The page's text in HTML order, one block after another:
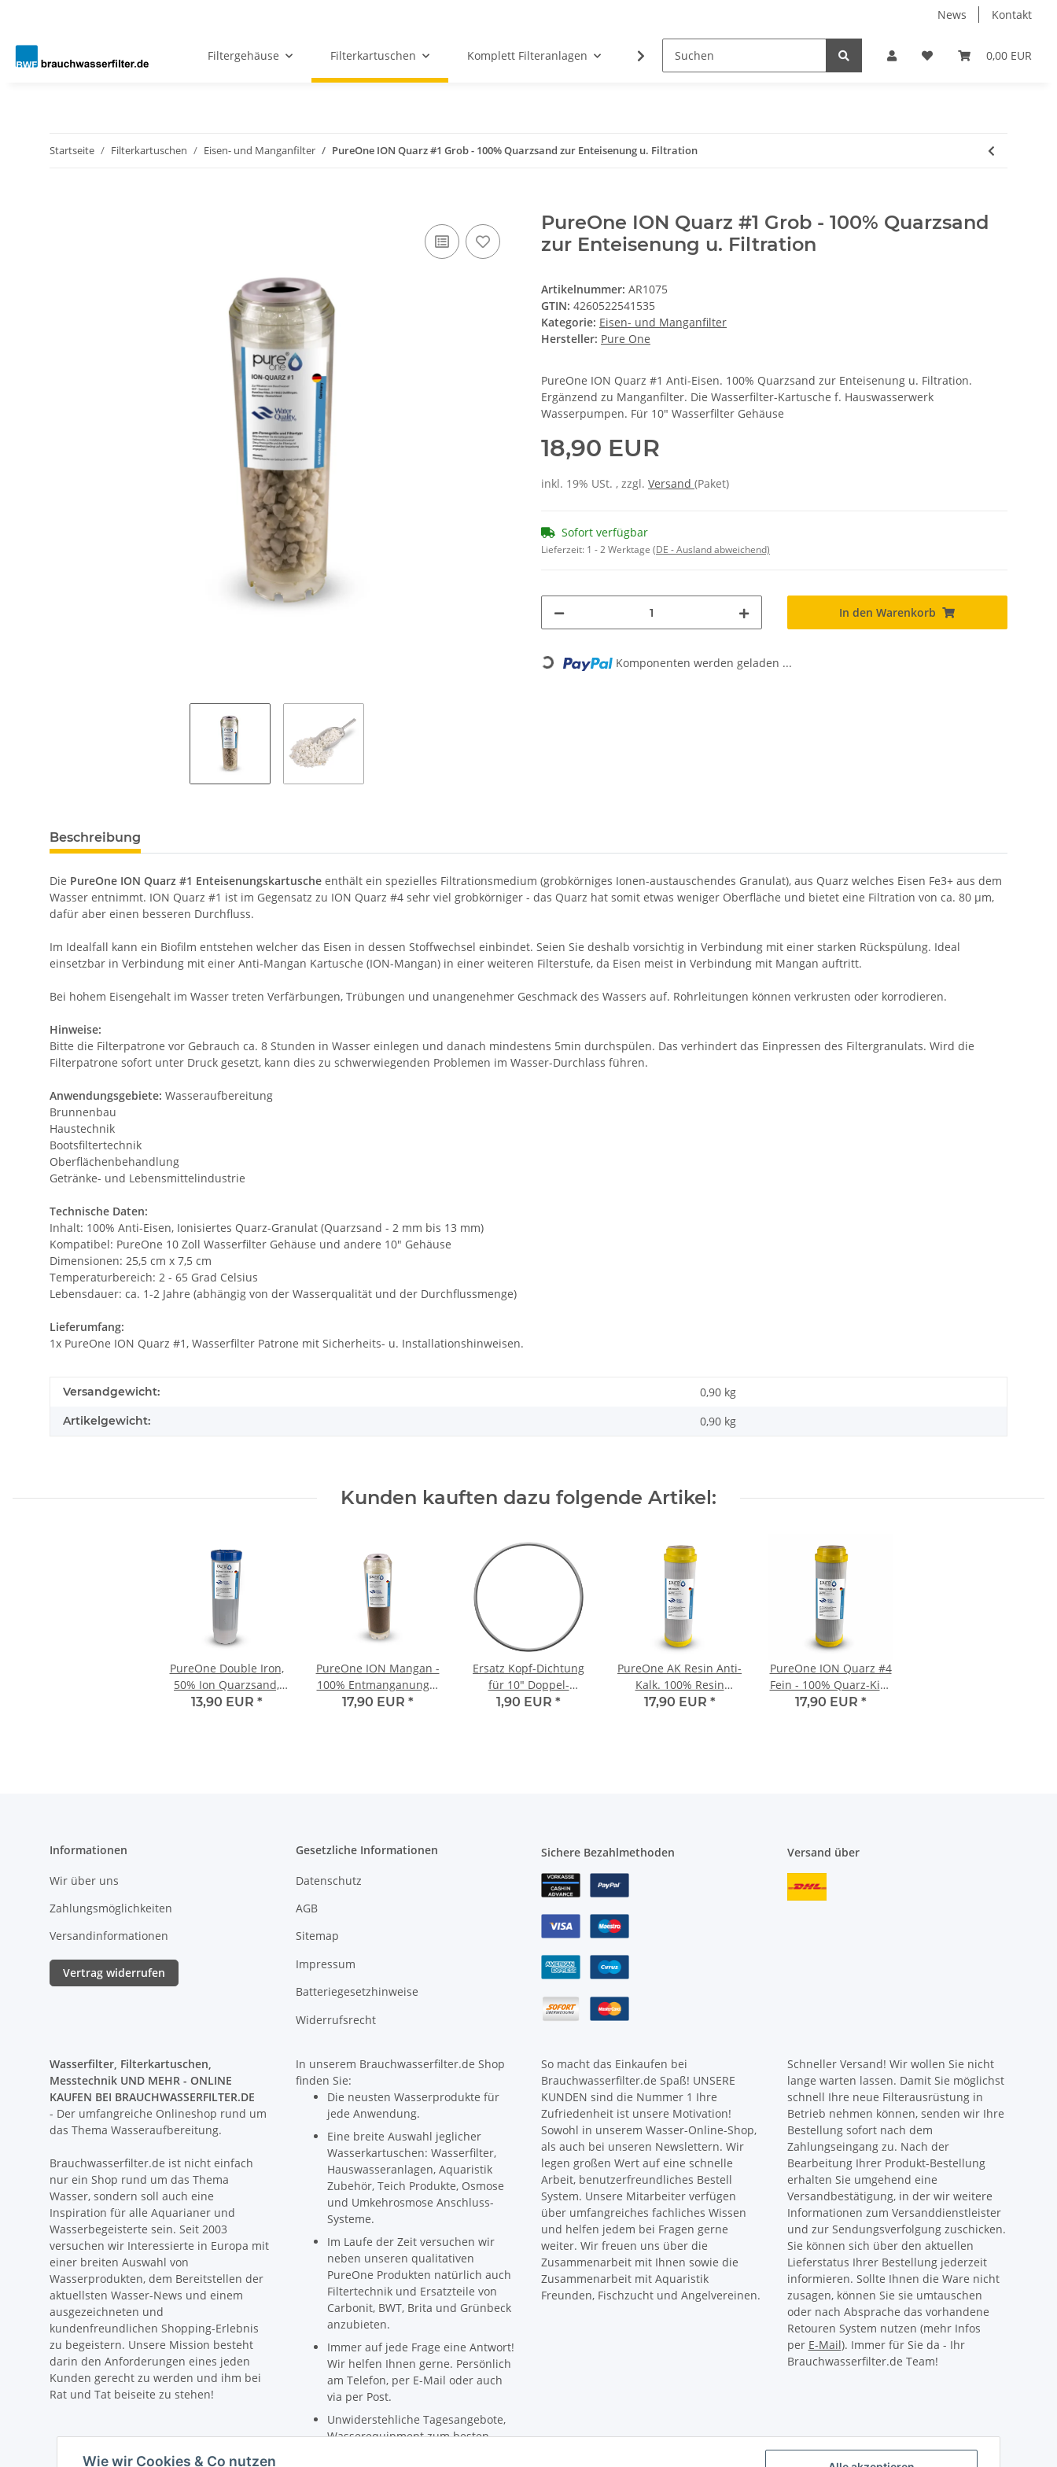
News Kontakt
0,00 EUR
Filtergehäuse Filterkartuschen Komplett Filteranlagen Messtechnik Verbindungsteile & Fittinge
Startseite Filterkartuschen Eisen- und Manganfilter PureOne ION Quarz #1 Grob - 100% Quarzsand zur Enteisenung u. Filtration
PureOne ION Quarz #1 Grob - 100% Quarzsand
zur Enteisenung u. Filtration
Artikelnummer: AR1075
GTIN: 4260522541535
Kategorie: Eisen- und Manganfilter
Hersteller: Pure One
PureOne ION Quarz #1 Anti-Eisen. 100% Quarzsand zur Enteisenung u. Filtration.
Ergänzend zu Manganfilter. Die Wasserfilter-Kartusche f. Hauswasserwerk
Wasserpumpen. Für 10" Wasserfilter Gehäuse
18,90 EUR
inkl. 19% USt. , zzgl. Versand (Paket)
Sofort verfügbar
Lieferzeit: 1 - 2 Werktage (DE - Ausland abweichend)
In den Warenkorb
Loading... Komponenten werden geladen ...
Beschreibung
Die PureOne ION Quarz #1 Enteisenungskartusche enthält ein spezielles Filtrationsmedium (grobkörniges Ionen-austauschendes Granulat), aus Quarz welches Eisen Fe3+ aus dem
Wasser entnimmt. ION Quarz #1 ist im Gegensatz zu ION Quarz #4 sehr viel grobkörniger - das Quarz hat somit etwas weniger Oberfläche und bietet eine Filtration von ca. 80 µm,
dafür aber einen besseren Durchfluss.
Im Idealfall kann ein Biofilm entstehen welcher das Eisen in dessen Stoffwechsel einbindet. Seien Sie deshalb vorsichtig in Verbindung mit einer starken Rückspülung. Ideal
einsetzbar in Verbindung mit einer Anti-Mangan Kartusche (ION-Mangan) in einer weiteren Filterstufe, da Eisen meist in Verbindung mit Mangan auftritt.
Bei hohem Eisengehalt im Wasser treten Verfärbungen, Trübungen und unangenehmer Geschmack des Wassers auf. Rohrleitungen können verkrusten oder korrodieren.
Hinweise:
Bitte die Filterpatrone vor Gebrauch ca. 8 Stunden in Wasser einlegen und danach mindestens 5min durchspülen. Das verhindert das Einpressen des Filtergranulats. Wird die
Filterpatrone sofort unter Druck gesetzt, kann dies zu schwerwiegenden Problemen im Wasser-Durchlass führen.
Anwendungsgebiete: Wasseraufbereitung
Brunnenbau
Haustechnik
Bootsfiltertechnik
Oberflächenbehandlung
Getränke- und Lebensmittelindustrie
Technische Daten:
Inhalt: 100% Anti-Eisen, Ionisiertes Quarz-Granulat (Quarzsand - 2 mm bis 13 mm)
Kompatibel: PureOne 10 Zoll Wasserfilter Gehäuse und andere 10" Gehäuse
Dimensionen: 25,5 cm x 7,5 cm
Temperaturbereich: 2 - 65 Grad Celsius
Lebensdauer: ca. 1-2 Jahre (abhängig von der Wasserqualität und der Durchflussmenge)
Lieferumfang:
1x PureOne ION Quarz #1, Wasserfilter Patrone mit Sicherheits- u. Installationshinweisen.
Versandgewicht: 0,90 kg
Artikelgewicht: 0,90 kg
Kunden kauften dazu folgende Artikel:
PureOne Double Iron,
50% Ion Quarzsand,
50% Ion Mangansand
13,90 EUR *
PureOne ION Mangan -
100% Entmanganungs-
Granulat gg. Mangan
17,90 EUR *
Ersatz Kopf-Dichtung
für 10" Doppel-
Wasserfiltergehäuse
1,90 EUR *
PureOne AK Resin Anti-
Kalk. 100% Resin
Granulat
17,90 EUR *
PureOne ION Quarz #4
Fein - 100% Quarz-Kies
zur Enteisenung und
17,90 EUR *
Informationen
Wir über uns
Zahlungsmöglichkeiten
Versandinformationen
Vertrag widerrufen
Gesetzliche Informationen
Datenschutz
AGB
Sitemap
Impressum
Batteriegesetzhinweise
Widerrufsrecht
Sichere Bezahlmethoden Versand über
Wasserfilter, Filterkartuschen,
Messtechnik UND MEHR - ONLINE
KAUFEN BEI BRAUCHWASSERFILTER.DE
- Der umfangreiche Onlineshop rund um
das Thema Wasseraufbereitung.
Brauchwasserfilter.de ist nicht einfach
nur ein Shop rund um das Thema
Wasser, sondern soll auch eine
Inspiration für alle Aquarianer und
Wasserbegeisterte sein. Seit 2003
versuchen wir Interessierte in Europa mit
einer breiten Auswahl von
Wasserprodukten, dem Bereitstellen der
aktuellsten Wasser-News und einem
ausgezeichneten und
kundenfreundlichen Shopping-Erlebnis
zu begeistern. Unsere Mission besteht
darin den Anforderungen eines jeden
Kunden gerecht zu werden und ihm bei
Rat und Tat beiseite zu stehen!
In unserem Brauchwasserfilter.de Shop
finden Sie:
Die neusten Wasserprodukte für
jede Anwendung.
Eine breite Auswahl jeglicher
Wasserkartuschen: Wasserfilter,
Hauswasseranlagen, Aquaristik
Zubehör, Teich Produkte, Osmose
und Umkehrosmose Anschluss-
Systeme.
Im Laufe der Zeit versuchen wir
neben unseren qualitativen
PureOne Produkten natürlich auch
Filtertechnik und Ersatzteile von
Carbonit, BWT, Brita und Grünbeck
anzubieten.
Immer auf jede Frage eine Antwort!
Wir helfen Ihnen gerne. Persönlich
am Telefon, per E-Mail oder auch
via per Post.
Unwiderstehliche Tagesangebote,
Wasserequipment zum besten
So macht das Einkaufen bei
Brauchwasserfilter.de Spaß! UNSERE
KUNDEN sind die Nummer 1 Ihre
Zufriedenheit ist unsere Motivation!
Sowohl in unserem Wasser-Online-Shop,
als auch bei unseren Newslettern. Wir
legen großen Wert auf eine schnelle
Arbeit, benutzerfreundliches Bestell
System. Unsere Mitarbeiter verfügen
über umfangreiches fachliches Wissen
und helfen jedem bei Fragen gerne
weiter. Wir freuen uns über die
Zusammenarbeit mit Ihnen sowie die
Zusammenarbeit mit Aquaristik
Freunden, Fischzucht und Angelvereinen.
Schneller Versand! Wir wollen Sie nicht
lange warten lassen. Damit Sie möglichst
schnell Ihre neue Filterausrüstung in
Betrieb nehmen können, senden wir Ihre
Bestellung sofort nach dem
Zahlungseingang zu. Nach der
Bearbeitung Ihrer Produkt-Bestellung
erhalten Sie umgehend eine
Versandbestätigung, in der wir weitere
Informationen zum Versanddienstleister
und zur Sendungsverfolgung zuschicken.
Sie können sich über den aktuellen
Lieferstatus Ihrer Bestellung jederzeit
informieren. Sollte Ihnen die Ware nicht
zusagen, können Sie sie umtauschen
oder nach Absprache das vorhandene
Retouren System nutzen (mehr Infos
per E-Mail). Immer für Sie da - Ihr
Brauchwasserfilter.de Team!
Wie wir Cookies & Co nutzen